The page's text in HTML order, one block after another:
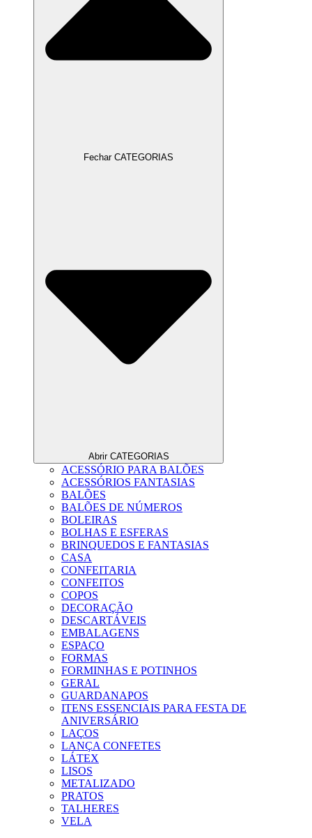
Fechar CATEGORIAS
Abrir CATEGORIAS
ACESSÓRIO PARA BALÕES
ACESSÓRIOS FANTASIAS
BALÕES
BALÕES DE NÚMEROS
BOLEIRAS
BOLHAS E ESFERAS
BRINQUEDOS E FANTASIAS
CASA
CONFEITARIA
CONFEITOS
COPOS
DECORAÇÃO
DESCARTÁVEIS
EMBALAGENS
ESPAÇO
FORMAS
FORMINHAS E POTINHOS
GERAL
GUARDANAPOS
ITENS ESSENCIAIS PARA FESTA DE
ANIVERSÁRIO
LAÇOS
LANÇA CONFETES
LÁTEX
LISOS
METALIZADO
PRATOS
TALHERES
VELA